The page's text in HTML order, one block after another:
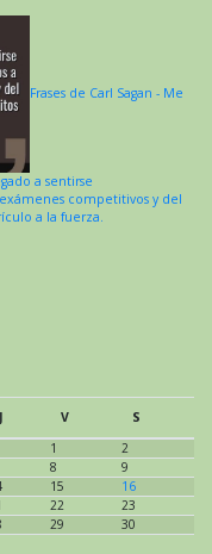
Frases de Carl Sagan - Me
a sentirse
competitivos y del
a la fuerza.
J V
S
1
2
8
9
15
16
22
23
29
30